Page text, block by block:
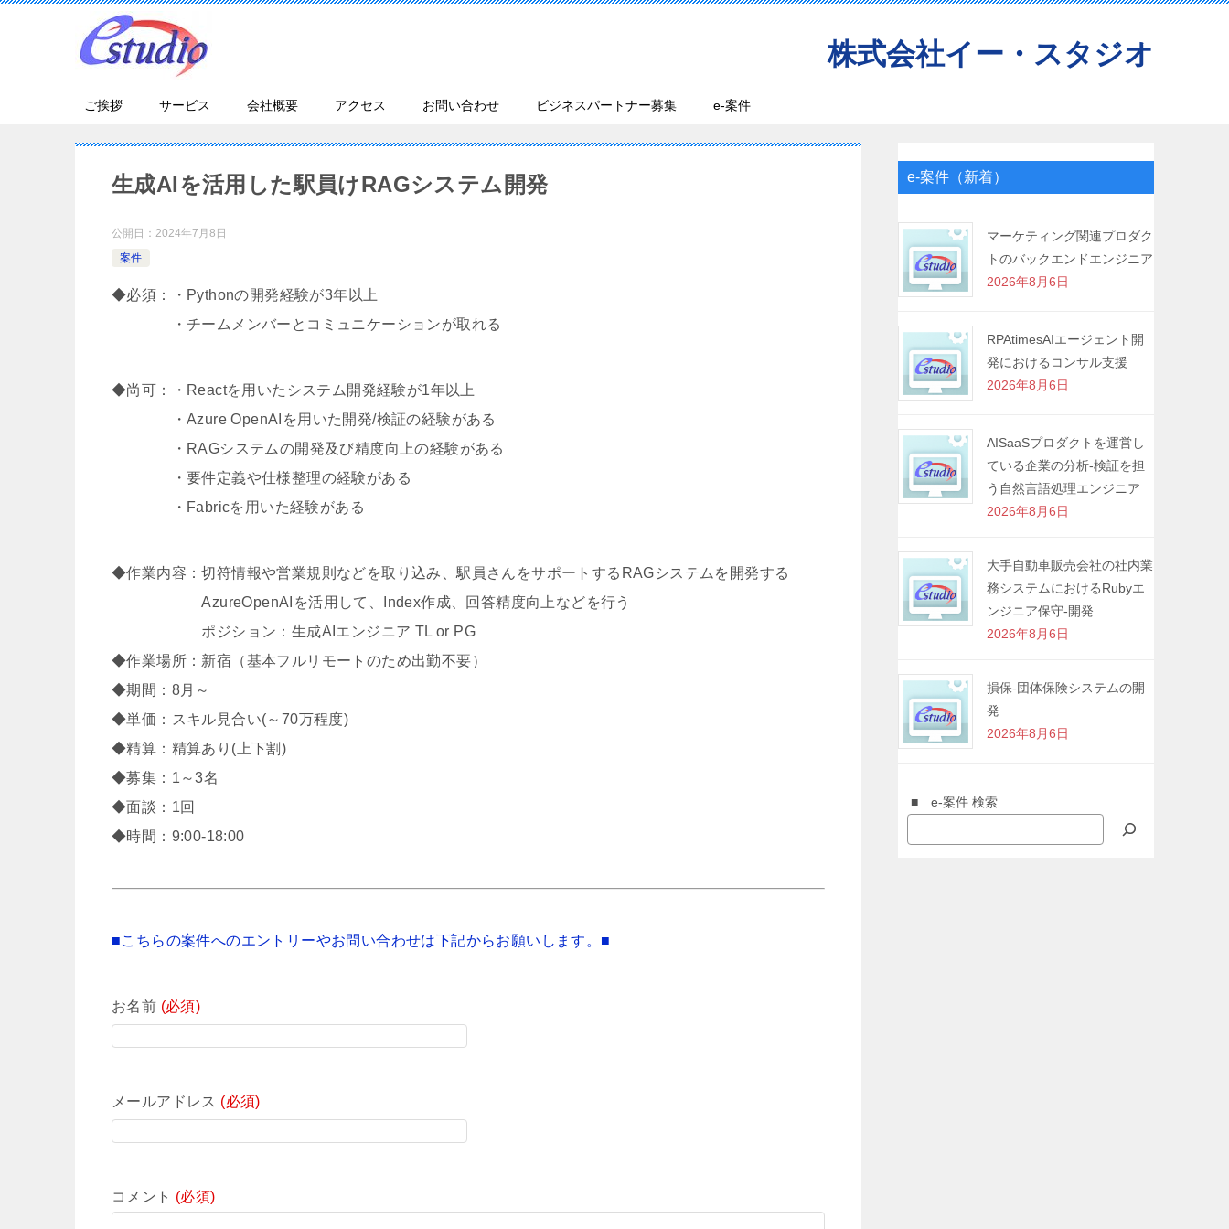
株式会社イー・スタジオ
ご挨拶 サービス 会社概要 アクセス お問い合わせ ビジネスパートナー募集 e-案件
生成AIを活用した駅員けRAGシステム開発
公開日： 2024年7月8日
案件
◆必須：・Pythonの開発経験が3年以上
・チームメンバーとコミュニケーションが取れる
◆尚可：・Reactを用いたシステム開発経験が1年以上
・Azure OpenAIを用いた開発/検証の経験がある
・RAGシステムの開発及び精度向上の経験がある
・要件定義や仕様整理の経験がある
・Fabricを用いた経験がある
◆作業内容：切符情報や営業規則などを取り込み、駅員さんをサポートするRAGシステムを開発する
AzureOpenAIを活用して、Index作成、回答精度向上などを行う
ポジション：生成AIエンジニア TL or PG
◆作業場所：新宿（基本フルリモートのため出勤不要）
◆期間：8月～
◆単価：スキル見合い(～70万程度)
◆精算：精算あり(上下割)
◆募集：1～3名
◆面談：1回
◆時間：9:00-18:00
■こちらの案件へのエントリーやお問い合わせは下記からお願いします。■
お名前 (必須)
メールアドレス (必須)
コメント (必須)
e-案件（新着）
マーケティング関連プロダク
トのバックエンドエンジニア
2026年8月6日
RPAtimesAIエージェント開
発におけるコンサル支援
2026年8月6日
AISaaSプロダクトを運営し
ている企業の分析-検証を担
う自然言語処理エンジニア
2026年8月6日
大手自動車販売会社の社内業
務システムにおけるRubyエ
ンジニア保守-開発
2026年8月6日
損保-団体保険システムの開
発
2026年8月6日
■ e-案件 検索